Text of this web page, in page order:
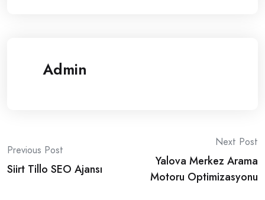
Admin
Post
navigation
Previous Post
Siirt Tillo SEO Ajansı
Next Post
Yalova Merkez Arama
Motoru Optimizasyonu